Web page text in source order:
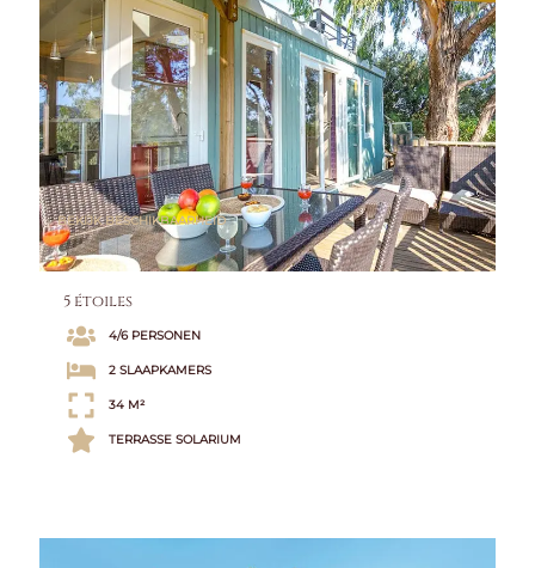
BEKIJK BESCHIKBAARHEID
5 étoiles
4/6 PERSONEN
2 SLAAPKAMERS
34 M²
TERRASSE SOLARIUM